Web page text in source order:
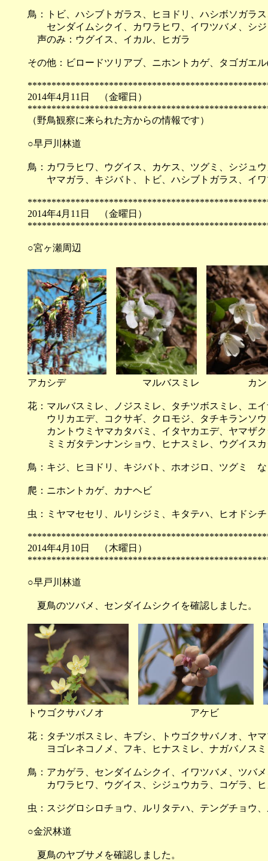
鳥：トビ、ハシブトガラス、ヒヨドリ、ハシボソガラ
センダイムシクイ、カワラヒワ、イワツバメ、シジ
声のみ：ウグイス、イカル、ヒガラ
その他：ビロードツリアブ、ニホントカゲ、タゴガエ
2014年4月11日 （金
（野鳥観察に来られた方からの情報です）
○早戸川林道
鳥：カワラヒワ、ウグイス、カケス、ツグミ、シジュ
ヤマガラ、キジバト、トビ、ハシブトガラス、イワ
2014年4月11日 （金
○宮ヶ瀬周辺
アカシデ マルバスミレ カントウミ
花：マルバスミレ、ノジスミレ、タチツボスミレ、エ
ウリカエデ、コクサギ、クロモジ、タチキランソウ
カントウミヤマカタバミ、イタヤカエデ、ヤマザク
ミミガタテンナンショウ、ヒナスミレ、ウグイス
鳥：キジ、ヒヨドリ、キジバト、ホオジロ、ツグミ
爬：ニホントカゲ、カナヘビ
虫：ミヤマセセリ、ルリシジミ、キタテハ、ヒオドシ
2014年4月10日 （木
○早戸川林道
夏鳥のツバメ、センダイムシクイを確認しました。
トウゴクサバノオ ア
花：タチツボスミレ、キブシ、トウゴクサバノオ、ヤ
ヨゴレネコノメ、フキ、ヒナスミレ、ナガバノス
鳥：アカゲラ、センダイムシクイ、イワツバメ、ツバ
カワラヒワ、ウグイス、シジュウカラ、コゲラ、
虫：スジグロシロチョウ、ルリタテハ、テングチョウ
○金沢林道
夏鳥のヤブサメを確認しました。